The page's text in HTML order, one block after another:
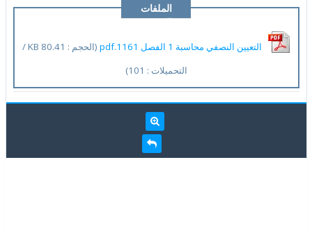
الملفات
المرفقة
التعيين النصفي محاسبة 1 الفصل 1161.pdf
(الحجم : 80.41 KB /
التحميلات : 101)